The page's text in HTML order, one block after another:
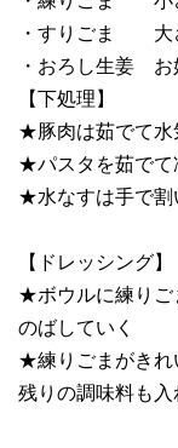
・すりごま 大
・おろし生姜 お
【下処理】
★豚肉は茹でて水
★パスタを茹でて
★水なすは手で割
【ドレッシング】
★ボウルに練りご
のばしていく
★練りごまがきれ
残りの調味料も入